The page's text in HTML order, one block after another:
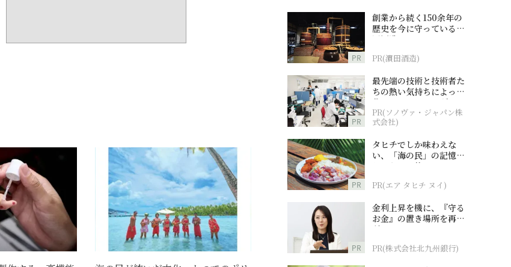
PR
創業から続く150余年の
歴史を今に守っている濵
田酒造
PR(濵田酒造)
PR
最先端の技術と技術者た
ちの熱い気持ちによって
作られているオーダーメ
イド補聴器
PR(ソノヴァ・ジャパン株
式会社)
PR
タヒチでしか味わえな
い、「海の民」の記憶へ
とつながる旅
PR(エア タヒチ ヌイ)
PR
金利上昇を機に、『守る
お金』の置き場所を再検
討
PR(株式会社北九州銀行)